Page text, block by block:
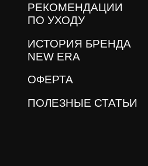
РЕКОМЕНДАЦИИ
ПО УХОДУ
ИСТОРИЯ БРЕНДА
NEW ERA
ОФЕРТА
ПОЛЕЗНЫЕ СТАТЬИ